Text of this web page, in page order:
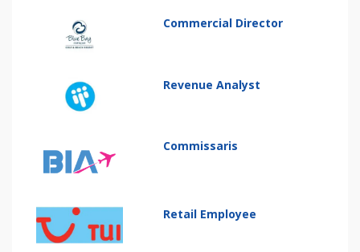
Commercial Director
Revenue Analyst
Commissaris
Retail Employee